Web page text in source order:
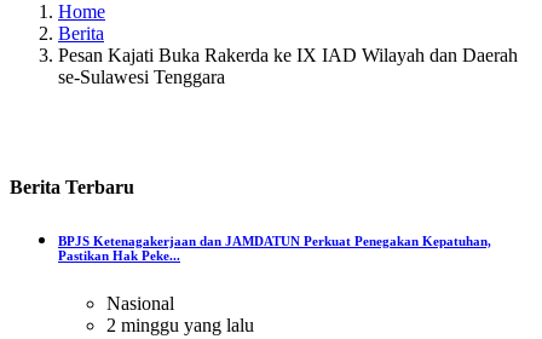
Home
Berita
Pesan Kajati Buka Rakerda ke IX IAD Wilayah dan Daerah
se-Sulawesi Tenggara
Berita Terbaru
BPJS Ketenagakerjaan dan JAMDATUN Perkuat Penegakan Kepatuhan,
Pastikan Hak Peke...
Nasional
2 minggu yang lalu